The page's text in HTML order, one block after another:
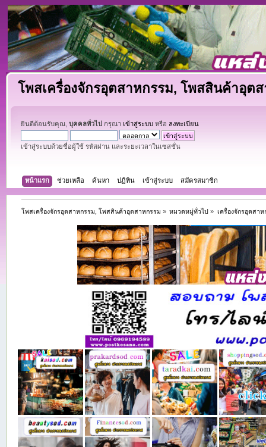
โพสเครื่องจักรอุตสาหกรรม, โพสสินค้าอุต
ยินดีต้อนรับคุณ, บุคคลทั่วไป กรุณา เข้าสู่ระบบหรือ ลงทะเบียน
เข้าสู่ระบบด้วยชื่อผู้ใช้ รหัสผ่าน และระยะเวลาในเซสชั่น
หน้าแรก ช่วยเหลือ ค้นหา ปฏิทิน เข้าสู่ระบบ สมัครสมาชิก
โพสเครื่องจักรอุตสาหกรรม, โพสสินค้าอุตสาหกรรม » หมวดหมู่ทั่วไป » เครื่องจักรอุตสา